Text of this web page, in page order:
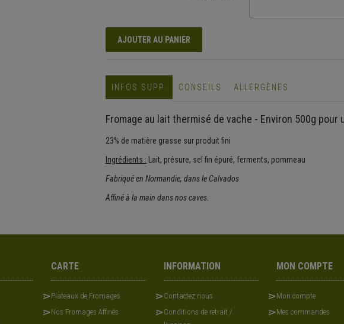
AJOUTER AU PANIER
INFOS SUPP. CONSEILS ALLERGÈNES
Fromage au lait thermisé de vache - Environ 500g pour
23% de matière grasse sur produit fini
Ingrédients : Lait, présure, sel fin épuré, ferments, pommeau
Fabriqué en Normandie, dans le Calvados
Affiné à la main dans nos caves.
CARTE
Plateaux de Fromages
Nos Fromages Affinés
INFORMATION
Contactez nous
Conditions de retrait /
MON COMPTE
Mon compte
Mes commandes